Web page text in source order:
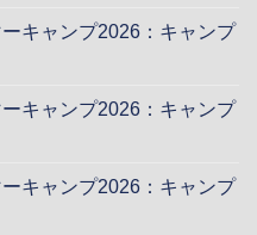
キャンプ2026：キャンプ
キャンプ2026：キャンプ
キャンプ2026：キャンプ